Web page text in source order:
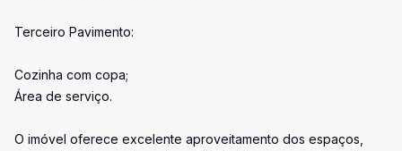
Terceiro Pavimento:
Cozinha com copa;
Área de serviço.
O imóvel oferece excelente aproveitamento dos espaços,